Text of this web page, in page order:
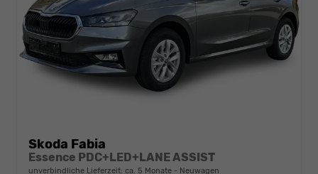
Skoda Fabia
Essence PDC+LED+LANE ASSIST
unverbindliche Lieferzeit: ca. 5 Monate Neuwagen